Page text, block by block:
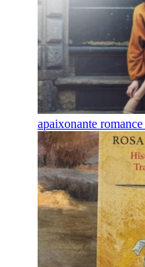
apaixonante